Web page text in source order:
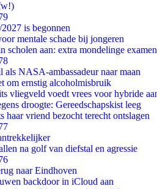
is begonnen
mentale schade bij jongeren
scholen aan: extra mondelinge
NASA-ambassadeur naar maan
om ernstig alcoholmisbruik
vliegveld voedt vrees voor hybride
droogte: Gereedschapskist leeg
haar vriend bezocht terecht ontslagen
na golf van diefstal en agressie
naar Eindhoven
backdoor in iCloud aan